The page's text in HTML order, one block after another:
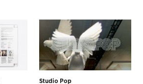
Studio Pop